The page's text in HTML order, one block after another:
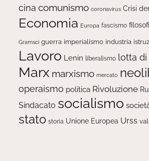
cina comunismo coronavirus Crisi
Economia Europa fascismo
Gramsci guerra imperialismo industria
Lavoro Lenin liberalismo lotta di
Marx marxismo mercato
operaismo politica Rivoluzione
Sindacato socialismo
stato storia Unione Europea Urss